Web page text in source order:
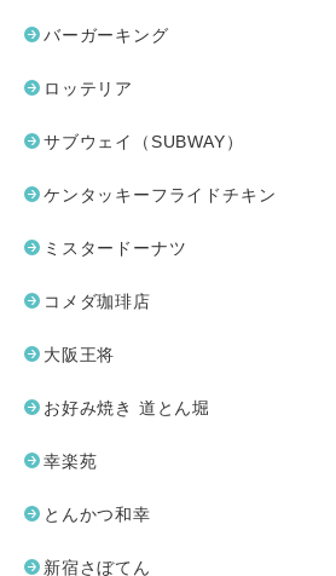
バーガーキング
ロッテリア
サブウェイ（SUBWAY）
ケンタッキーフライドチキン
ミスタードーナツ
コメダ珈琲店
大阪王将
お好み焼き 道とん堀
幸楽苑
とんかつ和幸
新宿さぼてん